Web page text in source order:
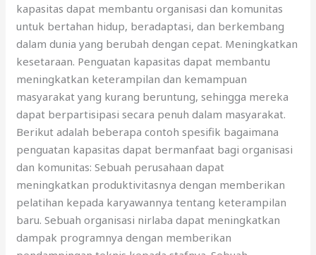
kapasitas dapat membantu organisasi dan komunitas
untuk bertahan hidup, beradaptasi, dan berkembang
dalam dunia yang berubah dengan cepat. Meningkatkan
kesetaraan. Penguatan kapasitas dapat membantu
meningkatkan keterampilan dan kemampuan
masyarakat yang kurang beruntung, sehingga mereka
dapat berpartisipasi secara penuh dalam masyarakat.
Berikut adalah beberapa contoh spesifik bagaimana
penguatan kapasitas dapat bermanfaat bagi organisasi
dan komunitas: Sebuah perusahaan dapat
meningkatkan produktivitasnya dengan memberikan
pelatihan kepada karyawannya tentang keterampilan
baru. Sebuah organisasi nirlaba dapat meningkatkan
dampak programnya dengan memberikan